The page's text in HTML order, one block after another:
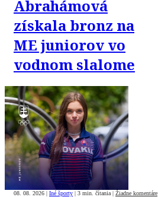
Abrahámová
získala bronz na
ME juniorov vo
vodnom slalome
08. 08. 2026 | Iné športy | 3 min. čítania | Žiadne komentáre